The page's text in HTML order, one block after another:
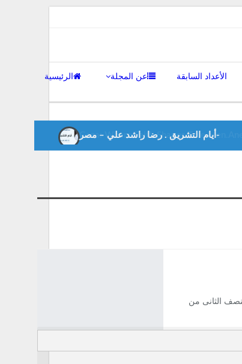
الرئيسية عن المجلة الأعداد السابقة
أيام التشريق . رضا راشد علي – مصر- Gaza: Where Faith Shapes True
الثانى من